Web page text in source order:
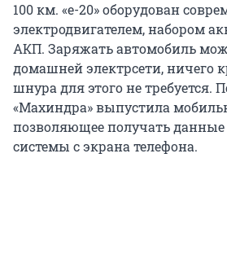
100 км. «e-20» оборудован
электродвигателем, набором
АКП. Заряжать автомобиль
домашней электрсети, ничего
шнура для этого не требуется.
«Махиндра» выпустила
позволяющее получать данные
системы с экрана телефона.